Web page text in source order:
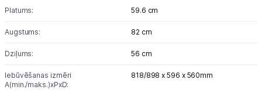
Piegāde un apmaksa
Uzņēmumiem
Platums: 59.6 cm
Augstums: 82 cm
Dziļums: 56 cm
Iebūvēšanas izmēri
A(min./maks.)xPxD:
818/898 x 596 x 560mm